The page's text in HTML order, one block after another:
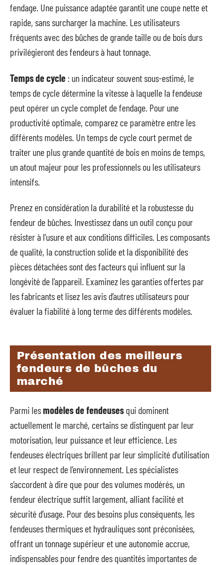
fendage. Une puissance adaptée garantit une coupe nette et
rapide, sans surcharger la machine. Les utilisateurs
fréquents avec des bûches de grande taille ou de bois durs
privilégieront des fendeurs à haut tonnage.
Temps de cycle : un indicateur souvent sous-estimé, le
temps de cycle détermine la vitesse à laquelle la fendeuse
peut opérer un cycle complet de fendage. Pour une
productivité optimale, comparez ce paramètre entre les
différents modèles. Un temps de cycle court permet de
traiter une plus grande quantité de bois en moins de temps,
un atout majeur pour les professionnels ou les utilisateurs
intensifs.
Prenez en considération la durabilité et la robustesse du
fendeur de bûches. Investissez dans un outil conçu pour
résister à l’usure et aux conditions difficiles. Les composants
de qualité, la construction solide et la disponibilité des
pièces détachées sont des facteurs qui influent sur la
longévité de l’appareil. Examinez les garanties offertes par
les fabricants et lisez les avis d’autres utilisateurs pour
évaluer la fiabilité à long terme des différents modèles.
Présentation des meilleurs
fendeurs de bûches du
marché
Parmi lesmodèles de fendeuses qui dominent
actuellement le marché, certains se distinguent par leur
motorisation, leur puissance et leur efficience. Les
fendeuses électriques brillent par leur simplicité d’utilisation
et leur respect de l’environnement. Les spécialistes
s’accordent à dire que pour des volumes modérés, un
fendeur électrique suffit largement, alliant facilité et
sécurité d’usage. Pour des besoins plus conséquents, les
fendeuses thermiques et hydrauliques sont préconisées,
offrant un tonnage supérieur et une autonomie accrue,
indispensables pour fendre des quantités importantes de